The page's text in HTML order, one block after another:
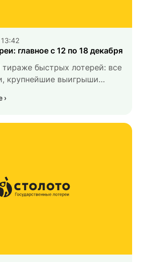
главное с 12 по 18 декабря
быстрых лотерей: все
крупнейшие выигрыши